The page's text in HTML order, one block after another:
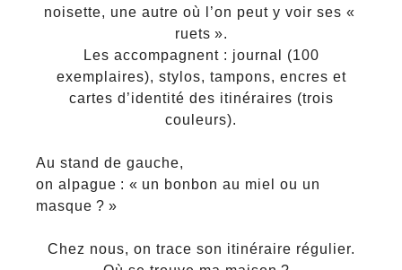
noisette, une autre où l’on peut y voir ses «
ruets ».
Les accompagnent : journal (100
exemplaires), stylos, tampons, encres et
cartes d’identité des itinéraires (trois
couleurs).
Au stand de gauche,
on alpague : « un bonbon au miel ou un
masque ? »
Chez nous, on trace son itinéraire régulier.